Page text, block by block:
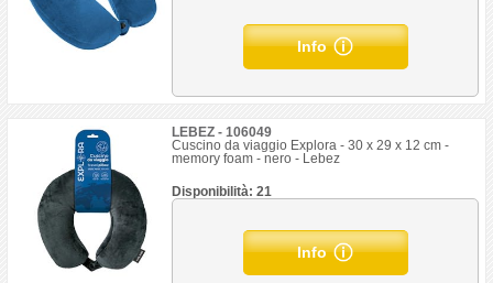
Info
LEBEZ - 106049
Cuscino da viaggio Explora - 30 x 29 x 12 cm -
memory foam - nero - Lebez
Disponibilità: 21
Info